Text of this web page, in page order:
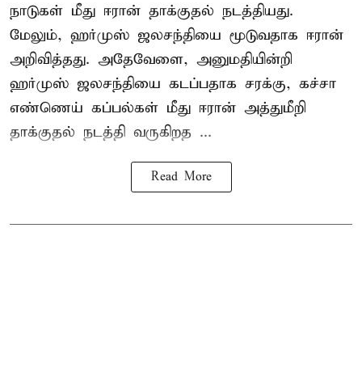
நாடுகள் மீது ஈரான் தாக்குதல் நடத்தியது.
மேலும், ஹர்முஸ் ஜலசந்தியை மூடுவதாக ஈரான்
அறிவித்தது. அதேவேளை, அனுமதியின்றி
ஹர்முஸ் ஜலசந்தியை கடப்பதாக சரக்கு, கச்சா
எண்ணெய் கப்பல்கள் மீது ஈரான் அத்துமீறி
தாக்குதல் நடத்தி வருகிறத ...
Read More